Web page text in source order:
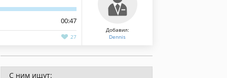
00:47
27
Добавил:
Dennis
С ним ищут: